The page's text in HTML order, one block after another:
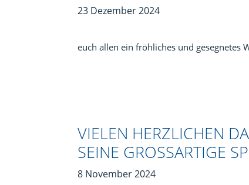
23 Dezember 2024
euch allen ein fröhliches und gesegnetes
VIELEN HERZLICHEN
SEINE GROSSARTIGE
8 November 2024